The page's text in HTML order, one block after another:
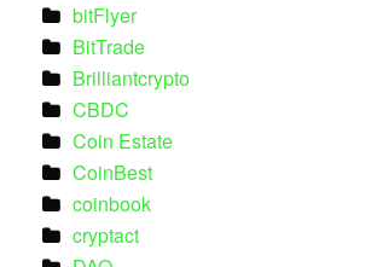
bitFlyer
BitTrade
Brilliantcrypto
CBDC
Coin Estate
CoinBest
coinbook
cryptact